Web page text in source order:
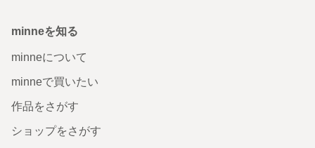
minneを知る
minneについて
minneで買いたい
作品をさがす
ショップをさがす